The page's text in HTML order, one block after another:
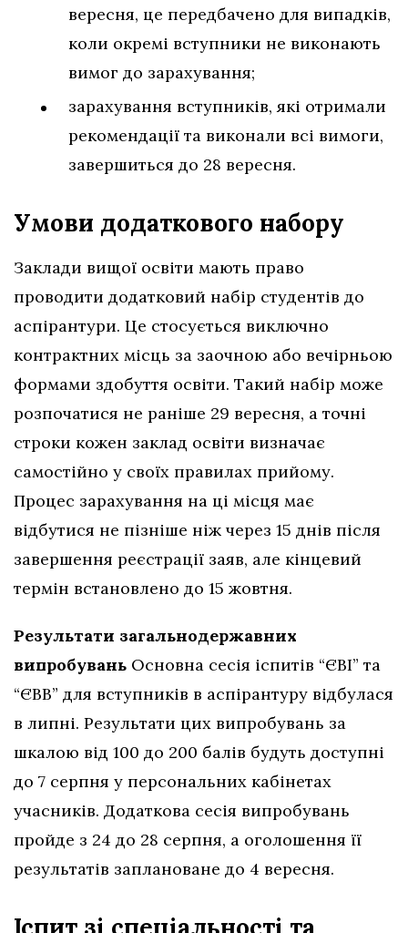
вересня, це передбачено для випадків,
коли окремі вступники не виконають
вимог до зарахування;
зарахування вступників, які отримали
рекомендації та виконали всі вимоги,
завершиться до 28 вересня.
Умови додаткового набору
Заклади вищої освіти мають право
проводити додатковий набір студентів до
аспірантури. Це стосується виключно
контрактних місць за заочною або вечірньою
формами здобуття освіти. Такий набір може
розпочатися не раніше 29 вересня, а точні
строки кожен заклад освіти визначає
самостійно у своїх правилах прийому.
Процес зарахування на ці місця має
відбутися не пізніше ніж через 15 днів після
завершення реєстрації заяв, але кінцевий
термін встановлено до 15 жовтня.
Результати загальнодержавних
випробувань Основна сесія іспитів “ЄВІ” та
“ЄВВ” для вступників в аспірантуру відбулася
в липні. Результати цих випробувань за
шкалою від 100 до 200 балів будуть доступні
до 7 серпня у персональних кабінетах
учасників. Додаткова сесія випробувань
пройде з 24 до 28 серпня, а оголошення її
результатів заплановане до 4 вересня.